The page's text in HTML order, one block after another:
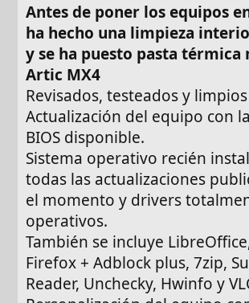
Antes de poner los equipos
ha hecho una limpieza
y se ha puesto pasta térmica
Artic MX4
Revisados, testeados y limpios
Actualización del equipo con
BIOS disponible.
Sistema operativo recién
todas las actualizaciones
el momento y drivers
operativos.
También se incluye
Firefox + Adblock plus, 7zip,
Reader, Unchecky, Hwinfo y